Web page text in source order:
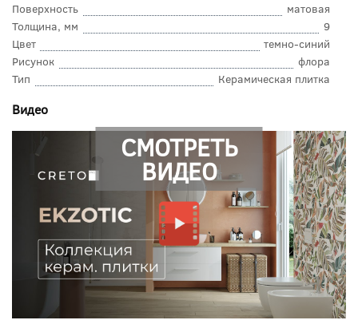
Поверхность
матовая
Толщина, мм
9
Цвет
темно-синий
Рисунок
флора
Тип
Керамическая плитка
Видео
СМОТРЕТЬ
ВИДЕО